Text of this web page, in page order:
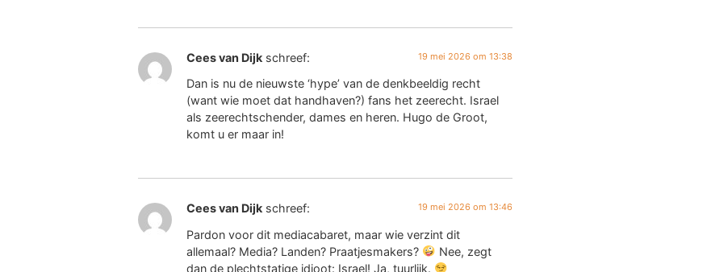
Cees van Dijk schreef: 19 mei 2026 om 13:38
Dan is nu de nieuwste ‘hype’ van de denkbeeldig recht
(want wie moet dat handhaven?) fans het zeerecht. Israel
als zeerechtschender, dames en heren. Hugo de Groot,
komt u er maar in!
Cees van Dijk schreef: 19 mei 2026 om 13:46
Pardon voor dit mediacabaret, maar wie verzint dit
allemaal? Media? Landen? Praatjesmakers?
Nee, zegt
dan de plechtstatige idioot: Israel! Ja, tuurlijk.